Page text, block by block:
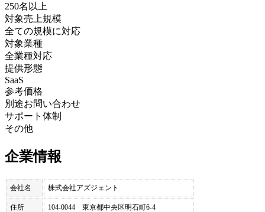
250名以上
対象売上規模
全ての規模に対応
対象業種
全業種対応
提供形態
SaaS
参考価格
別途お問い合わせ
サポート体制
その他
企業情報
会社名 株式会社アズジェント
住所 104-0044 東京都中央区明石町6-4